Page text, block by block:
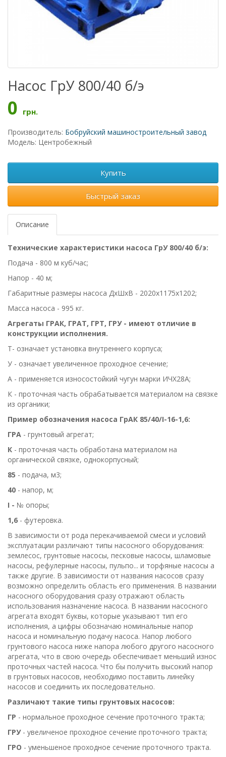
Насос ГрУ 800/40 б/э
0 грн.
Производитель: Бобруйский машиностроительный завод
Модель: Центробежный
Купить
Быстрый заказ
Описание
Технические характеристики насоса ГрУ 800/40 б/э:
Подача - 800 м куб/час;
Напор - 40 м;
Габаритные размеры насоса ДхШхВ - 2020х1175х1202;
Масса насоса - 995 кг.
Агрегаты ГРАК, ГРАТ, ГРТ, ГРУ - имеют отличие в
конструкции исполнения.
Т- означает установка внутреннего корпуса;
У - означает увеличенное проходное сечение;
А - применяется износостойкий чугун марки ИЧХ28А;
К - проточная часть обрабатывается материалом на связке
из органики;
Пример обозначения насоса ГрАК 85/40/I-16-1,6:
ГРА - грунтовый агрегат;
К - проточная часть обработана материалом на
органической связке, однокорпусный;
85 - подача, м3;
40 - напор, м;
І - № опоры;
1,6 - футеровка.
В зависимости от рода перекачиваемой смеси и условий
эксплуатации различают типы насосного оборудования:
землесос, грунтовые насосы, песковые насосы, шламовые
насосы, рефулерные насосы, пульпо... и торфяные насосы а
также другие. В зависимости от названия насосов сразу
возможно определить область его применения. В названии
насосного оборудования сразу отражают область
использования назначение насоса. В названии насосного
агрегата входят буквы, которые указывают тип его
исполнения, а цифры обозначаю номинальные напор
насоса и номинальную подачу насоса. Напор любого
грунтового насоса ниже напора любого другого насосного
агрегата, что в свою очередь обеспечивает меньший износ
проточных частей насоса. Что бы получить высокий напор
в грунтовых насосов, необходимо поставить линейку
насосов и соединить их последовательно.
Различают такие типы грунтовых насосов:
ГР - нормальное проходное сечение проточного тракта;
ГРУ- увеличеное проходное сечение проточного тракта;
ГРО - уменьшеное проходное сечение проточного тракта.